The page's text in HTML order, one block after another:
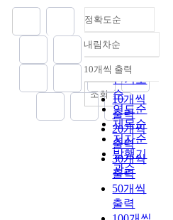
정확도순
정확도
순
인기도
순
연도순
제목순
저자순
발행기
관순
내림차순
내림차순
10개씩 출력
10개씩
출력
20개씩
출력
30개씩
출력
50개씩
출력
조회